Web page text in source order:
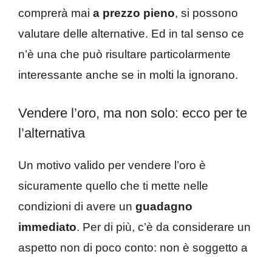
comprerà mai a prezzo pieno, si possono
valutare delle alternative. Ed in tal senso ce
n’è una che può risultare particolarmente
interessante anche se in molti la ignorano.
Vendere l’oro, ma non solo: ecco per te
l’alternativa
Un motivo valido per vendere l’oro è
sicuramente quello che ti mette nelle
condizioni di avere un guadagno
immediato. Per di più, c’è da considerare un
aspetto non di poco conto: non è soggetto a